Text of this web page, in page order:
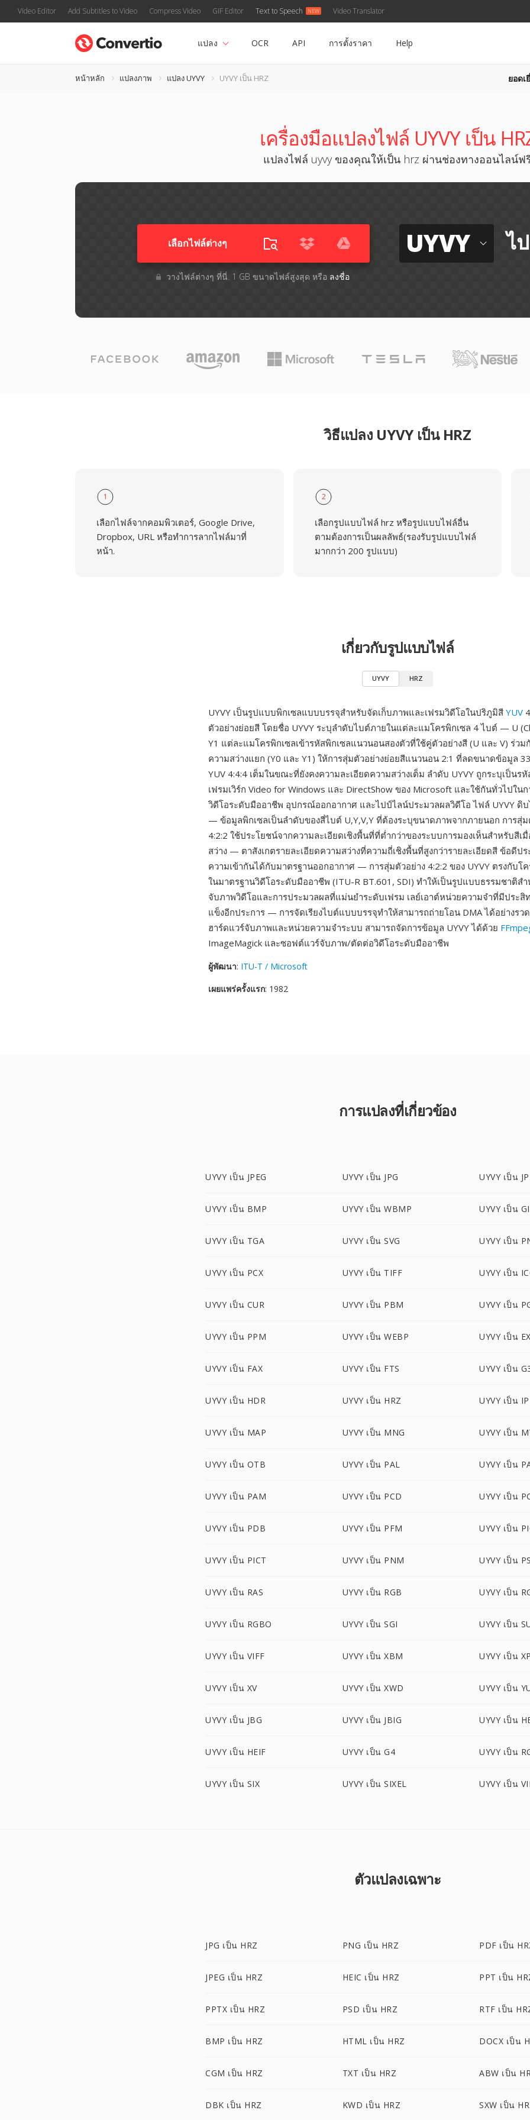
Video Editor Add Subtitles to Video Compress Video GIF Editor Text to Speech Video Translator
แปลง OCR API การตั้งราคา Help
หน้าหลัก แปลงภาพ แปลง UYVY UYVY เป็น HRZ ยอดเ
เครื่องมือแปลงไฟล์ UYVY เป็น
แปลงไฟล์ uyvy ของคุณให้เป็น hrz ผ่านช่องทางออนไลน์ฟ
เลือกไฟล์ต่างๆ​
วางไฟล์ต่างๆ​ ที่นี่. 1 GB ขนาดไฟล์สูงสุด หรือ ลงชื่อ
UYVY ไ
วิธีแปลง UYVY เป็น HRZ
1
เลือกไฟล์จากคอมพิวเตอร์, Google Drive,
Dropbox, URL หรือทำการลากไฟล์มาที่
หน้า.
2
เลือกรูปแบบไฟล์ hrz หรือรูปแบบไฟล์อื่น
ตามต้องการเป็นผลลัพธ์(รองรับรูปแบบไฟล์
มากกว่า 200 รูปแบบ)
เกี่ยวกับรูปแบบไฟล์
UYVY HRZ
UYVY เป็นรูปแบบพิกเซลแบบบรรจุสำหรับจัดเก็บภาพและเฟรมวิดีโอในปริภูมิสี YUV
ตัวอย่างย่อยสี โดยชื่อ UYVY ระบุลำดับไบต์ภายในแต่ละแมโครพิกเซล 4 ไบต์ — U
Y1 แต่ละแมโครพิกเซลเข้ารหัสพิกเซลแนวนอนสองตัวที่ใช้คู่ตัวอย่างสี (U และ V) ร่ว
ความสว่างแยก (Y0 และ Y1) ให้การสุ่มตัวอย่างย่อยสีแนวนอน 2:1 ที่ลดขนาดข้อมูล
YUV 4:4:4 เต็มในขณะที่ยังคงความละเอียดความสว่างเต็ม ลำดับ UYVY ถูกระบุเป็นรหั
เฟรมเวิร์ก Video for Windows และ DirectShow ของ Microsoft และใช้กันทั่วไปใน
วิดีโอระดับมืออาชีพ อุปกรณ์ออกอากาศ และไปป์ไลน์ประมวลผลวิดีโอ ไฟล์ UYVY ดิบ
— ข้อมูลพิกเซลเป็นลำดับของสี่ไบต์ U,Y,V,Y ที่ต้องระบุขนาดภาพจากภายนอก การสุ่ม
4:2:2 ใช้ประโยชน์จากความละเอียดเชิงพื้นที่ที่ต่ำกว่าของระบบการมองเห็นสำหรับสีเ
สว่าง — ตาสังเกตรายละเอียดความสว่างที่ความถี่เชิงพื้นที่สูงกว่ารายละเอียดสี ข้อดีป
ความเข้ากันได้กับมาตรฐานออกอากาศ — การสุ่มตัวอย่าง 4:2:2 ของ UYVY ตรงกับโค
ในมาตรฐานวิดีโอระดับมืออาชีพ (ITU-R BT.601, SDI) ทำให้เป็นรูปแบบธรรมชาติส
จับภาพวิดีโอและการประมวลผลที่แม่นยำระดับเฟรม เลย์เอาต์หน่วยความจำที่มีประสิ
แข็งอีกประการ — การจัดเรียงไบต์แบบบรรจุทำให้สามารถถ่ายโอน DMA ได้อย่างรวด
ฮาร์ดแวร์จับภาพและหน่วยความจำระบบ สามารถจัดการข้อมูล UYVY ได้ด้วย
ImageMagick และซอฟต์แวร์จับภาพ/ตัดต่อวิดีโอระดับมืออาชีพ
ผู้พัฒนา: ITU-T / Microsoft
เผยแพร่ครั้งแรก: 1982
การแปลงที่เกี่ยวข้อง
UYVY เป็น JPEG UYVY เป็น JPG UYVY เป็น
UYVY เป็น BMP UYVY เป็น WBMP UYVY เป็น
UYVY เป็น TGA UYVY เป็น SVG UYVY เป็น
UYVY เป็น PCX UYVY เป็น TIFF UYVY เป็น
UYVY เป็น CUR UYVY เป็น PBM UYVY เป็น
UYVY เป็น PPM UYVY เป็น WEBP UYVY เป็น
UYVY เป็น FAX UYVY เป็น FTS UYVY เป็น
UYVY เป็น HDR UYVY เป็น HRZ UYVY เป็น
UYVY เป็น MAP UYVY เป็น MNG UYVY เป็น
UYVY เป็น OTB UYVY เป็น PAL UYVY เป็น
UYVY เป็น PAM UYVY เป็น PCD UYVY เป็น
UYVY เป็น PDB UYVY เป็น PFM UYVY เป็น
UYVY เป็น PICT UYVY เป็น PNM UYVY เป็น
UYVY เป็น RAS UYVY เป็น RGB UYVY เป็น
UYVY เป็น RGBO UYVY เป็น SGI UYVY เป็น
UYVY เป็น VIFF UYVY เป็น XBM UYVY เป็น
UYVY เป็น XV UYVY เป็น XWD UYVY เป็น
UYVY เป็น JBG UYVY เป็น JBIG UYVY เป็น
UYVY เป็น HEIF UYVY เป็น G4 UYVY เป็น
UYVY เป็น SIX UYVY เป็น SIXEL UYVY เป็น
ตัวแปลงเฉพาะ
JPG เป็น HRZ PNG เป็น HRZ PDF เป็น
JPEG เป็น HRZ HEIC เป็น HRZ PPT เป็น
PPTX เป็น HRZ PSD เป็น HRZ RTF เป็น
BMP เป็น HRZ HTML เป็น HRZ DOCX เป็น
CGM เป็น HRZ TXT เป็น HRZ ABW เป็น
DBK เป็น HRZ KWD เป็น HRZ SXW เป็น